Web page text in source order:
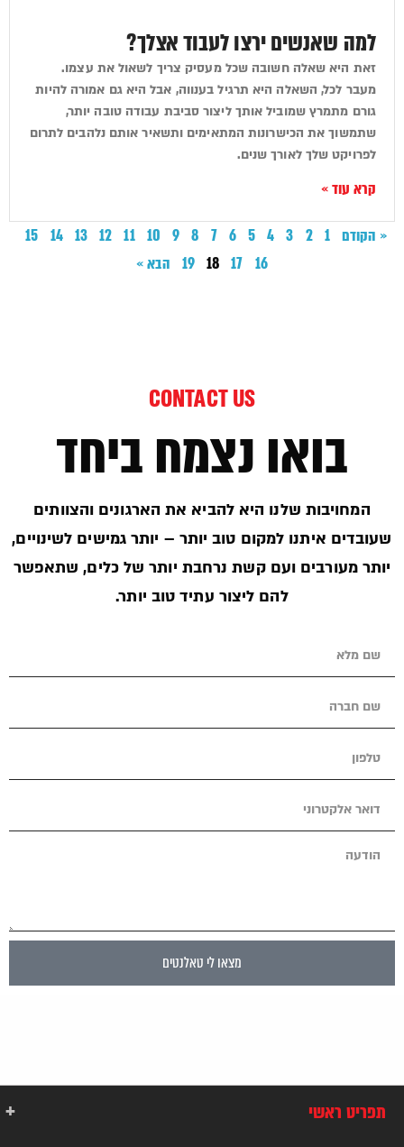
למה שאנשים ירצו לעבוד אצלך?
זאת היא שאלה חשובה שכל מעסיק צריך לשאול את עצמו.
מעבר לכל, השאלה היא תרגיל בענווה, אבל היא גם אמורה להיות
גורם מתמרץ שמוביל אותך ליצור סביבת עבודה טובה יותר,
שתמשוך את הכישרונות המתאימים ותשאיר אותם נלהבים לתרום
לפרויקט שלך לאורך שנים.
קרא עוד »
« הקודם 1
2
3
4
5
6
7
8
9
10
11
12
13
14
15
16
17
18
19 הבא »
CONTACT US
בואו נצמח ביחד
המחויבות שלנו היא להביא את הארגונים והצוותים
שעובדים איתנו למקום טוב יותר – יותר גמישים לשינויים,
יותר מעורבים ועם קשת נרחבת יותר של כלים, שתאפשר
להם ליצור עתיד טוב יותר.
מצאו לי טאלנטים
תפריט ראשי